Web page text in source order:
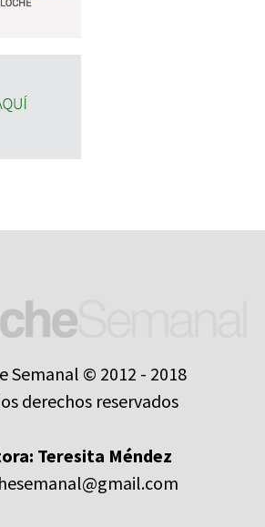
Semanal © 2012 - 2018
derechos reservados
Teresita Méndez